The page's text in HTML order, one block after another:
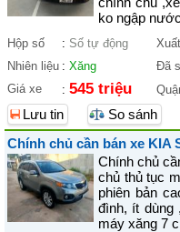
ko ngập
Hộp số : Số tự động
Nhiên liệu : Xăng Đã
Giá xe
: 545 triệu
Lưu tin
So sánh
Chính chủ cần bán xe KIA
Chính chủ
chủ thủ tục
phiên bản
đình, ít dùng
máy xăng 7